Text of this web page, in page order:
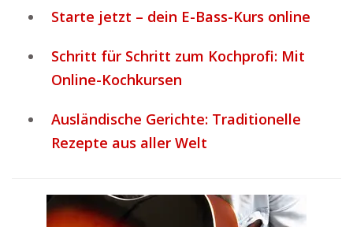
Starte jetzt – dein E-Bass-Kurs online
Schritt für Schritt zum Kochprofi: Mit
Online-Kochkursen
Ausländische Gerichte: Traditionelle
Rezepte aus aller Welt